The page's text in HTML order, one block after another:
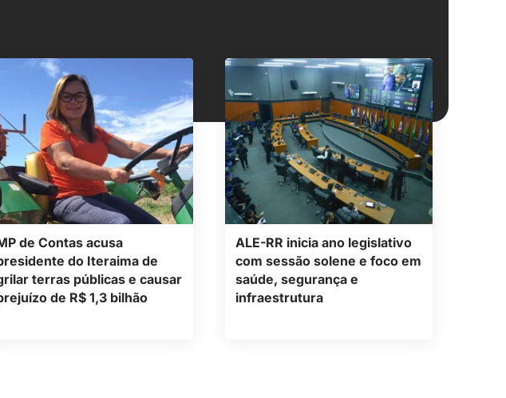
de Contas acusa
do Iteraima de
terras públicas e causar
de R$ 1,3 bilhão
ALE-RR inicia ano legislativo
com sessão solene e foco em
saúde, segurança e
infraestrutura